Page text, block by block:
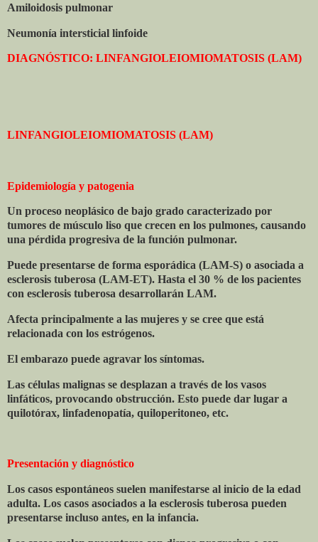
Amiloidosis pulmonar
Neumonía intersticial linfoide
DIAGNÓSTICO: LINFANGIOLEIOMIOMATOSIS (LAM)
LINFANGIOLEIOMIOMATOSIS (LAM)
Epidemiología y patogenia
Un proceso neoplásico de bajo grado caracterizado por
tumores de músculo liso que crecen en los pulmones, causando
una pérdida progresiva de la función pulmonar.
Puede presentarse de forma esporádica (LAM-S) o asociada a
esclerosis tuberosa (LAM-ET). Hasta el 30 % de los pacientes
con esclerosis tuberosa desarrollarán LAM.
Afecta principalmente a las mujeres y se cree que está
relacionada con los estrógenos.
El embarazo puede agravar los síntomas.
Las células malignas se desplazan a través de los vasos
linfáticos, provocando obstrucción. Esto puede dar lugar a
quilotórax, linfadenopatía, quiloperitoneo, etc.
Presentación y diagnóstico
Los casos espontáneos suelen manifestarse al inicio de la edad
adulta. Los casos asociados a la esclerosis tuberosa pueden
presentarse incluso antes, en la infancia.